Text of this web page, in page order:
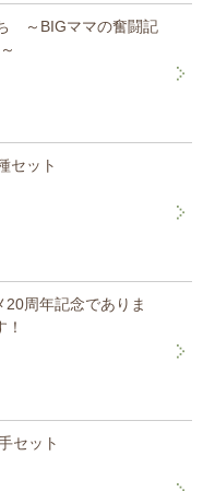
～BIGママの奮闘記
～
セット
周年記念でありま
！
セット